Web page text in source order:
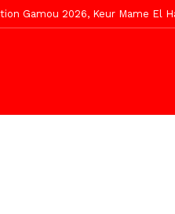
presse du 5 Août 2026 avec